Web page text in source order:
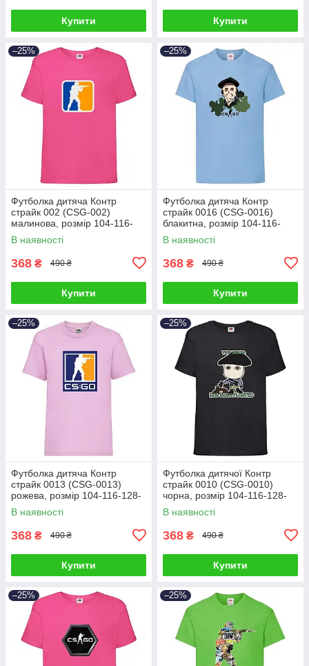
Купити Купити
–25%
Футболка дитяча Контр
страйк 002 (CSG-002)
малинова, розмір 104-116-
128-140-152-164
В наявності
368 ₴ 490 ₴
Купити
–25%
Футболка дитяча Контр
страйк 0016 (CSG-0016)
блакитна, розмір 104-116-
128-140-152-164
В наявності
368 ₴ 490 ₴
Купити
–25%
Футболка дитяча Контр
страйк 0013 (CSG-0013)
рожева, розмір 104-116-128-
140-152-164
В наявності
368 ₴ 490 ₴
Купити
–25%
Футболка дитячої Контр
страйк 0010 (CSG-0010)
чорна, розмір 104-116-128-
140-152-164
В наявності
368 ₴ 490 ₴
Купити
–25% –25%